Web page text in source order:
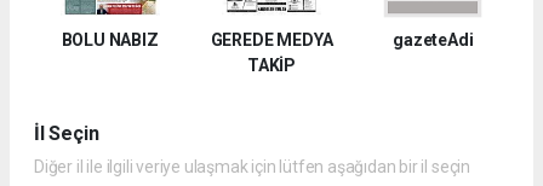
BOLU NABIZ
GEREDE MEDYA
TAKİP
gazeteAdi
İl Seçin
Diğer il ile ilgili veriye ulaşmak için lütfen aşağıdan bir il seçin